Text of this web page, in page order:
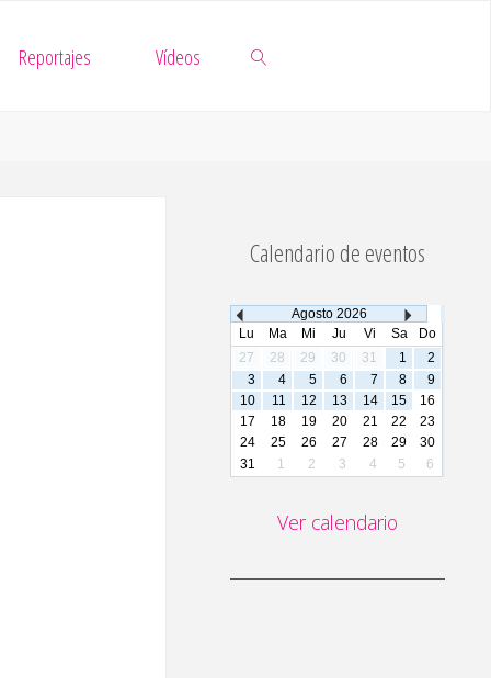
Reportajes Vídeos
Calendario de eventos
Agosto 2026
Lu
Ma Mi Ju Vi Sa
Do
27
28 29 30 31 1
2
3
4 5 6 7 8
9
10
11 12 13 14 15
16
17
18 19 20 21 22
23
24
25 26 27 28 29
30
31
1 2 3 4 5 6
Ver calendario